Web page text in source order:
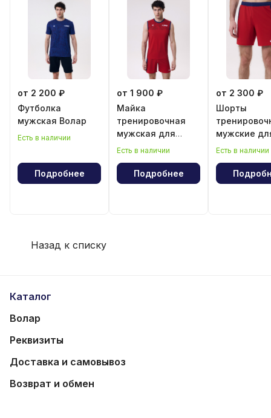
от 2 200 ₽
Футболка
мужская Волар
Есть в наличии
Подробнее
от 1 900 ₽
Майка
тренировочная
мужская для
классического
Есть в наличии
Подробнее
от 2 300 ₽
Шорты
мужские
Есть в наличии
Назад к списку
Каталог
Волар
Реквизиты
Доставка и самовывоз
Возврат и обмен